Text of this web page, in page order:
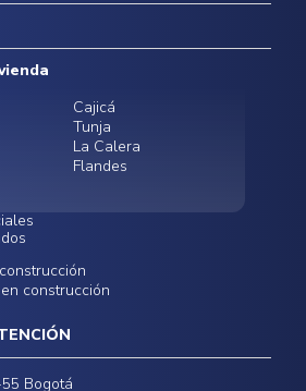
Cajicá
Tunja
La Calera
Flandes
Infinitum Zentral
Centro Comercial
construcción
Bogotá